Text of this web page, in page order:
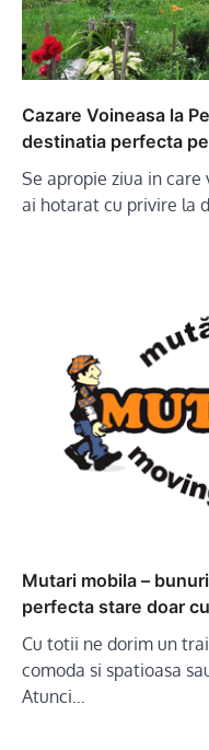
Cazare Voineasa la
destinatia perfecta
Se apropie ziua in
ai hotarat cu privire la
Mutari mobila –
perfecta stare doar
Cu totii ne dorim un
comoda si spatioasa
Atunci…